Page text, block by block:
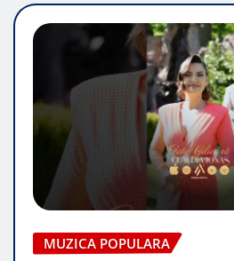
MUZICA POPULARA